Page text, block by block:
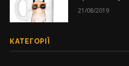
21/08/2019
КАТЕГОРІЇ